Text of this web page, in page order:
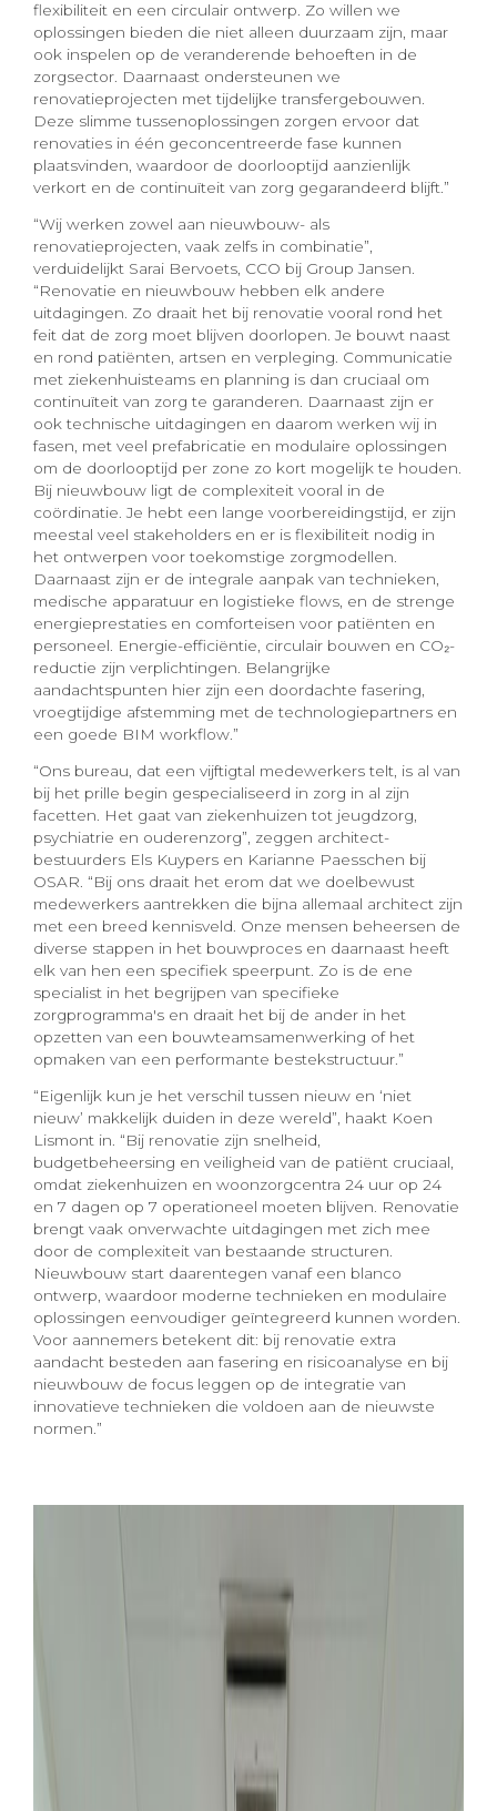
flexibiliteit en een circulair ontwerp. Zo willen we
oplossingen bieden die niet alleen duurzaam zijn, maar
ook inspelen op de veranderende behoeften in de
zorgsector. Daarnaast ondersteunen we
renovatieprojecten met tijdelijke transfergebouwen.
Deze slimme tussenoplossingen zorgen ervoor dat
renovaties in één geconcentreerde fase kunnen
plaatsvinden, waardoor de doorlooptijd aanzienlijk
verkort en de continuïteit van zorg gegarandeerd blijft.”
“Wij werken zowel aan nieuwbouw- als
renovatieprojecten, vaak zelfs in combinatie”,
verduidelijkt Sarai Bervoets, CCO bij Group Jansen.
“Renovatie en nieuwbouw hebben elk andere
uitdagingen. Zo draait het bij renovatie vooral rond het
feit dat de zorg moet blijven doorlopen. Je bouwt naast
en rond patiënten, artsen en verpleging. Communicatie
met ziekenhuisteams en planning is dan cruciaal om
continuïteit van zorg te garanderen. Daarnaast zijn er
ook technische uitdagingen en daarom werken wij in
fasen, met veel prefabricatie en modulaire oplossingen
om de doorlooptijd per zone zo kort mogelijk te houden.
Bij nieuwbouw ligt de complexiteit vooral in de
coördinatie. Je hebt een lange voorbereidingstijd, er zijn
meestal veel stakeholders en er is flexibiliteit nodig in
het ontwerpen voor toekomstige zorgmodellen.
Daarnaast zijn er de integrale aanpak van technieken,
medische apparatuur en logistieke flows, en de strenge
energieprestaties en comforteisen voor patiënten en
personeel. Energie-efficiëntie, circulair bouwen en CO₂-
reductie zijn verplichtingen. Belangrijke
aandachtspunten hier zijn een doordachte fasering,
vroegtijdige afstemming met de technologiepartners en
een goede BIM workflow.”
“Ons bureau, dat een vijftigtal medewerkers telt, is al van
bij het prille begin gespecialiseerd in zorg in al zijn
facetten. Het gaat van ziekenhuizen tot jeugdzorg,
psychiatrie en ouderenzorg”, zeggen architect-
bestuurders Els Kuypers en Karianne Paesschen bij
OSAR. “Bij ons draait het erom dat we doelbewust
medewerkers aantrekken die bijna allemaal architect zijn
met een breed kennisveld. Onze mensen beheersen de
diverse stappen in het bouwproces en daarnaast heeft
elk van hen een specifiek speerpunt. Zo is de ene
specialist in het begrijpen van specifieke
zorgprogramma's en draait het bij de ander in het
opzetten van een bouwteamsamenwerking of het
opmaken van een performante bestekstructuur.”
“Eigenlijk kun je het verschil tussen nieuw en ‘niet
nieuw’ makkelijk duiden in deze wereld”, haakt Koen
Lismont in. “Bij renovatie zijn snelheid,
budgetbeheersing en veiligheid van de patiënt cruciaal,
omdat ziekenhuizen en woonzorgcentra 24 uur op 24
en 7 dagen op 7 operationeel moeten blijven. Renovatie
brengt vaak onverwachte uitdagingen met zich mee
door de complexiteit van bestaande structuren.
Nieuwbouw start daarentegen vanaf een blanco
ontwerp, waardoor moderne technieken en modulaire
oplossingen eenvoudiger geïntegreerd kunnen worden.
Voor aannemers betekent dit: bij renovatie extra
aandacht besteden aan fasering en risicoanalyse en bij
nieuwbouw de focus leggen op de integratie van
innovatieve technieken die voldoen aan de nieuwste
normen.”